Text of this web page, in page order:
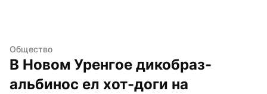
Общество
В Новом Уренгое дикобраз-
альбинос ел хот-доги на